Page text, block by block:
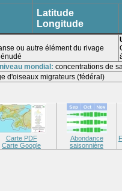
Latitude
Longitude
ou autre élément du rivage
mondial: concentrations de
d'oiseaux migrateurs (fédéral)
Carte PDF
Carte Google
Abondance
saisonnière